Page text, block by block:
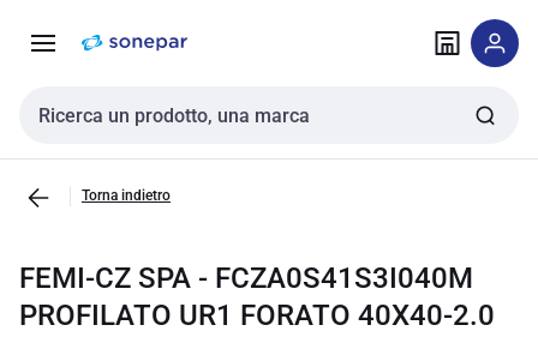
navigazione alla
Cerca input
Torna indietro
FEMI-CZ SPA - FCZA0S41S3I040M
PROFILATO UR1 FORATO 40X40-2.0